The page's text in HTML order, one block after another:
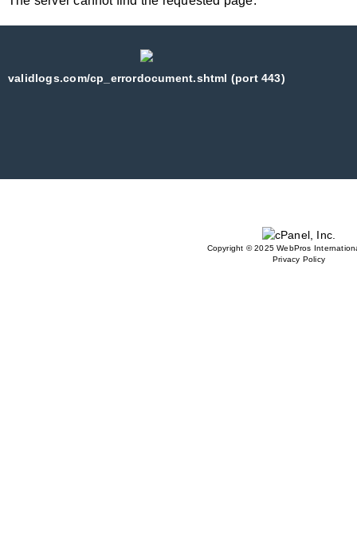
validlogs.com/cp_errordocument.shtml (port 443)
Copyright © 2025 WebPros
Privacy Policy